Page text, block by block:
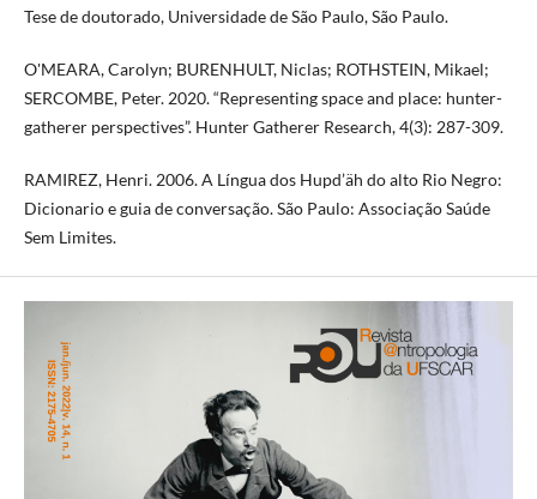
Tese de doutorado, Universidade de São Paulo, São Paulo.
O'MEARA, Carolyn; BURENHULT, Niclas; ROTHSTEIN, Mikael;
SERCOMBE, Peter. 2020. “Representing space and place: hunter-
gatherer perspectives”. Hunter Gatherer Research, 4(3): 287-309.
RAMIREZ, Henri. 2006. A Língua dos Hupd’äh do alto Rio Negro:
Dicionario e guia de conversação. São Paulo: Associação Saúde
Sem Limites.